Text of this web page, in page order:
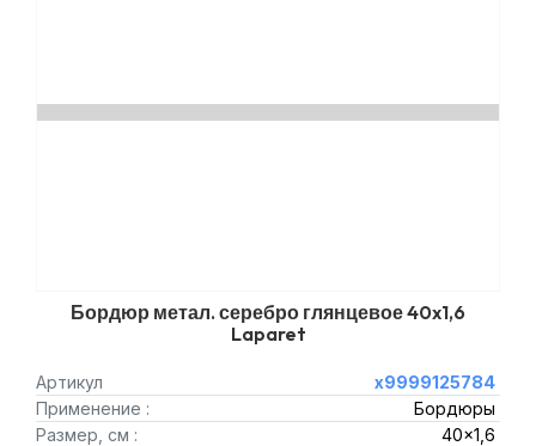
Бордюр метал. серебро глянцевое 40x1,6
Laparet
Артикул
х9999125784
Применение :
Бордюры
Размер, см :
40x1,6